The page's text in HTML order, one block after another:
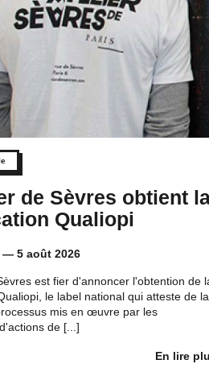
de Sèvres obtient
Qualiopi
5 août 2026
est fier d'annoncer l'obtention de
le label national qui atteste de la
mis en œuvre par les
de [...]
En lire